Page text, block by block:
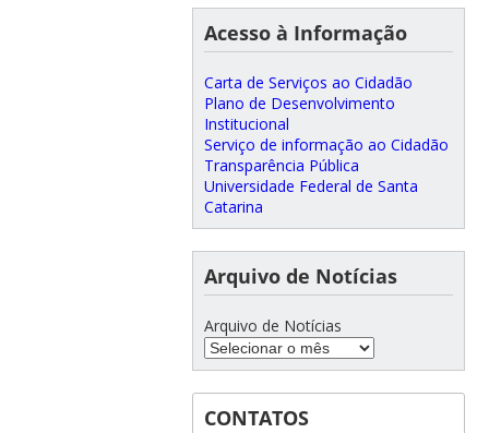
Acesso à Informação
Carta de Serviços ao Cidadão
Plano de Desenvolvimento
Institucional
Serviço de informação ao Cidadão
Transparência Pública
Universidade Federal de Santa
Catarina
Arquivo de Notícias
Arquivo de Notícias
CONTATOS